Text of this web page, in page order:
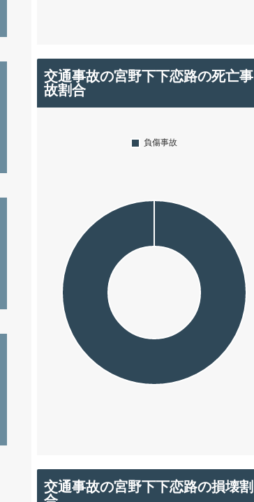
交通事故の宮野下下恋路の死亡事
故割合
交通事故の宮野下下恋路の損壊割